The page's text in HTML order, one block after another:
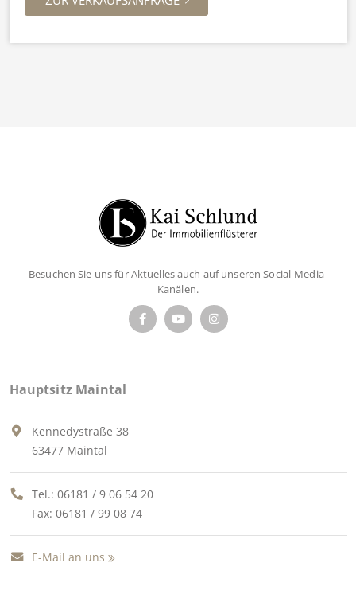
Besuchen Sie uns für Aktuelles auch auf unseren Social-Media-
Kanälen.
Hauptsitz Maintal
Kennedystraße 38
63477 Maintal
Tel.: 06181 / 9 06 54 20
Fax: 06181 / 99 08 74
E-Mail an uns